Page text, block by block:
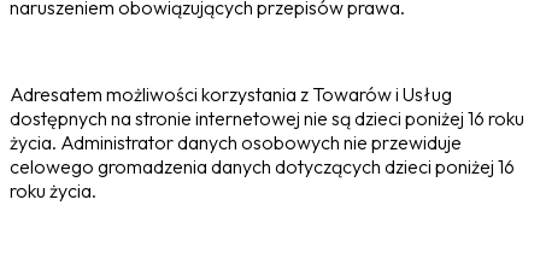
naruszeniem obowiązujących przepisów prawa.
Adresatem możliwości korzystania z Towarów i Usług
dostępnych na stronie internetowej nie są dzieci poniżej 16 roku
życia. Administrator danych osobowych nie przewiduje
celowego gromadzenia danych dotyczących dzieci poniżej 16
roku życia.